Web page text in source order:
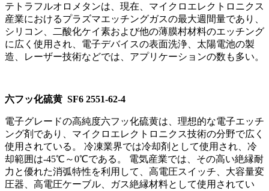
テトラフルオロメタンは、現在、マイクロエレクトロニクス
産業におけるプラズマエッチングガスの最大週間量であり、
シリコン、二酸化ケイ素および他の薄膜村材料のエッチング
に広く使用され、電子デバイスの表面洗浄、太陽電池の製
造、レーザー技術などでは、アプリケーションの数も多い。
六フッ化硫黄 SF6 2551-62-4
電子グレードの高純度六フッ化硫黄は、理想的な電子エッチ
ング剤であり、マイクロエレクトロニクス技術の分野で広く
使用されている。 冷凍業界では冷却剤として使用され、冷
却範囲は-45℃～0℃である。 電気産業では、その高い絶縁耐
力と優れた消弧特性を利用して、高電圧スイッチ、大容量変
圧器、高電圧ケーブル、ガス絶縁材料として使用されてい